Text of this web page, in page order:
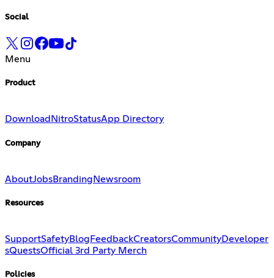
Social
Menu
Product
Download NitroStatusApp Directory
Company
AboutJobsBranding Newsroom
Resources
SupportSafetyBlog FeedbackCreatorsCommunityDeveloper
sQuestsOfficial 3rd Party Merch
Policies